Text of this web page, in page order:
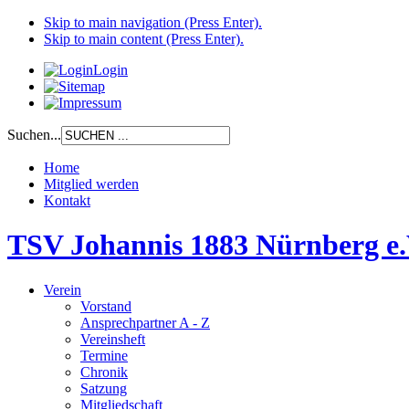
Skip to main navigation (Press Enter).
Skip to main content (Press Enter).
Login
Suchen...
Home
Mitglied werden
Kontakt
TSV Johannis 1883 Nürnberg
Verein
Vorstand
Ansprechpartner A - Z
Vereinsheft
Termine
Chronik
Satzung
Mitgliedschaft